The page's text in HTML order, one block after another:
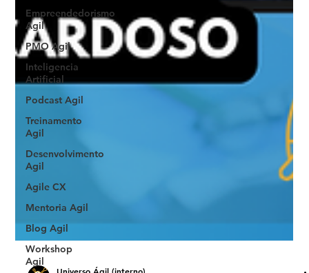
Empreendedorismo
Agil
PMO Agil
Inteligencia
Artificial
Podcast Agil
Treinamento
Agil
Desenvolvimento
Agil
Agile CX
Mentoria Agil
Blog Agil
Workshop
Agil